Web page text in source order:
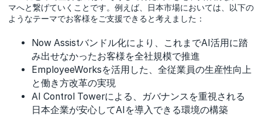
マへと繋げていくことです。例えば、日本市場においては、以下の
ようなテーマでお客様をご支援できると考えました：
Now Assistバンドル化により、これまでAI活用に踏
み出せなかったお客様を全社規模で推進
EmployeeWorksを活用した、全従業員の生産性向上
と働き方改革の実現
AI Control Towerによる、ガバナンスを重視される
日本企業が安心してAIを導入できる環境の構築